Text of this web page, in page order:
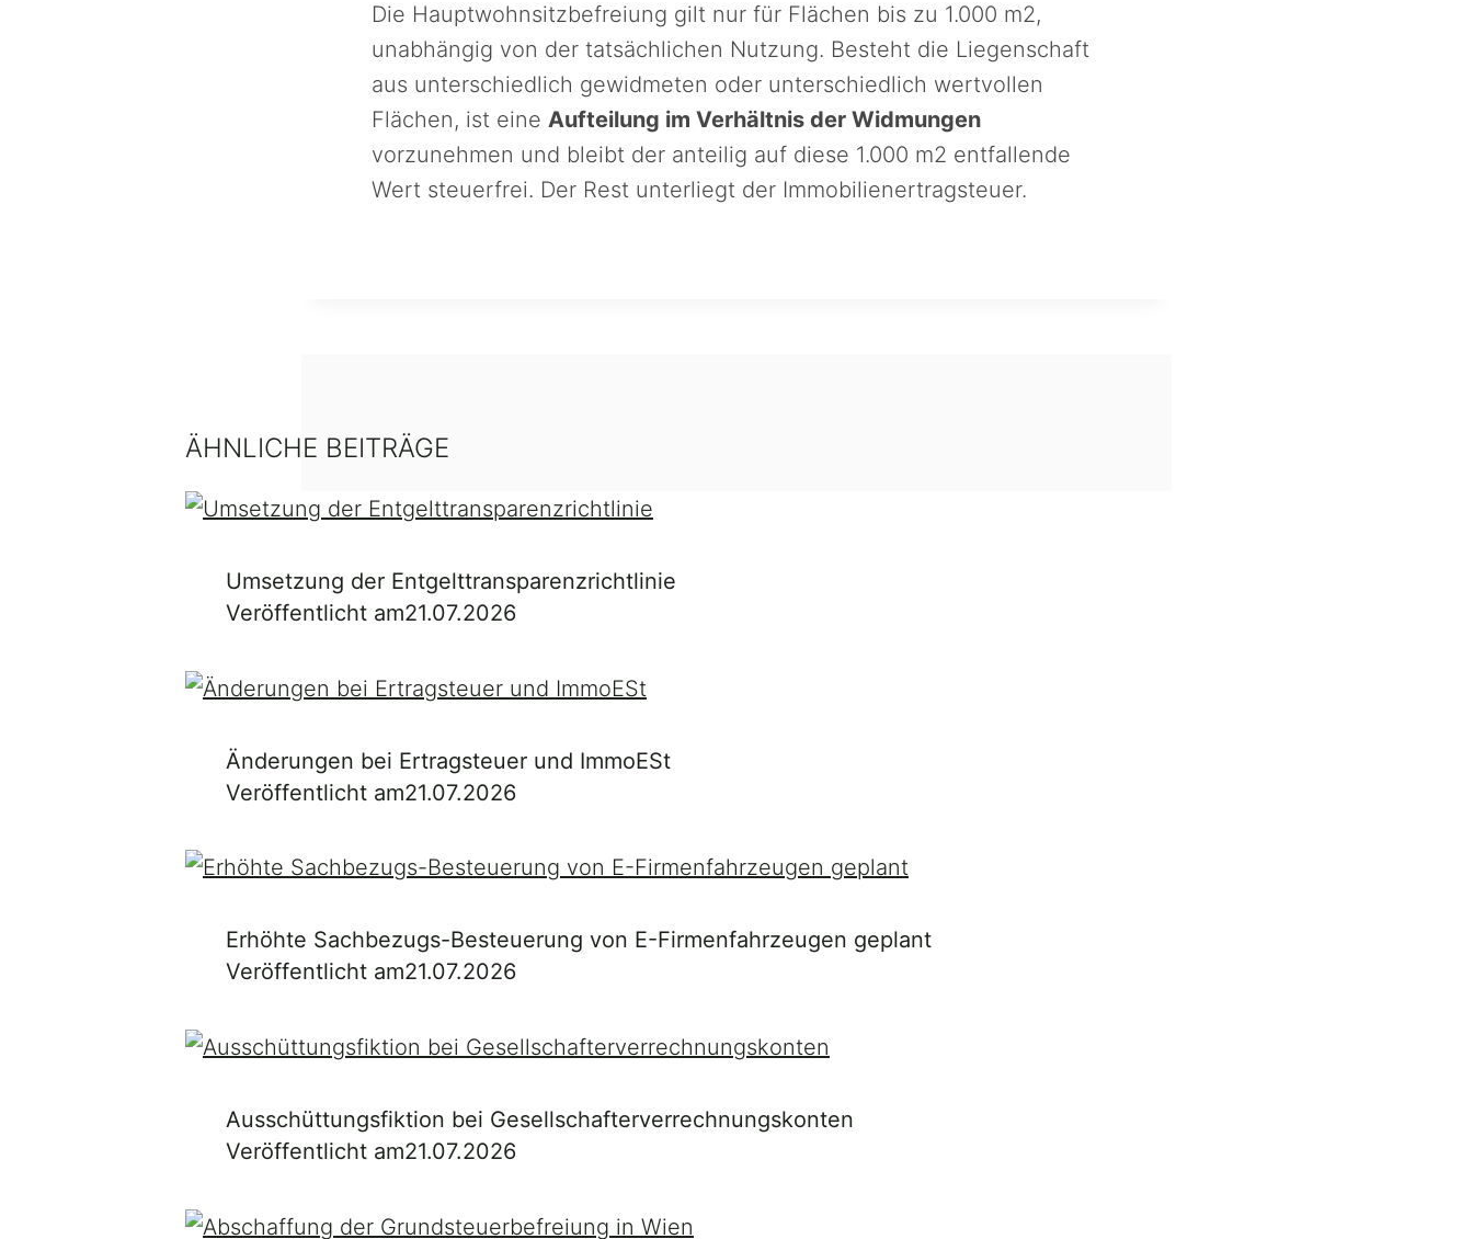
Die Hauptwohnsitzbefreiung gilt nur für Flächen bis zu 1.000 m2,
unabhängig von der tatsächlichen Nutzung. Besteht die Liegenschaft
aus unterschiedlich gewidmeten oder unterschiedlich wertvollen
Flächen, ist eine Aufteilung im Verhältnis der Widmungen
vorzunehmen und bleibt der anteilig auf diese 1.000 m2 entfallende
Wert steuerfrei. Der Rest unterliegt der Immobilienertragsteuer.
ÄHNLICHE BEITRÄGE
Umsetzung der Entgelttransparenzrichtlinie
Veröffentlicht am21.07.2026
Änderungen bei Ertragsteuer und ImmoESt
Veröffentlicht am21.07.2026
Erhöhte Sachbezugs-Besteuerung von E-Firmenfahrzeugen geplant
Veröffentlicht am21.07.2026
Ausschüttungsfiktion bei Gesellschafterverrechnungskonten
Veröffentlicht am21.07.2026